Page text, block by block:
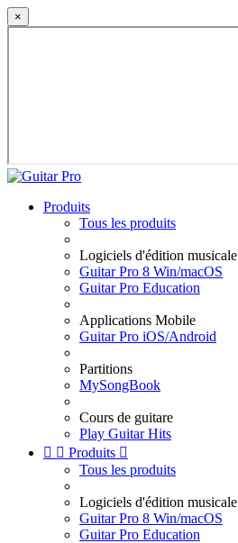
×
Produits
Tous les produits
Logiciels d'édition musicale
Guitar Pro 8 Win/macOS
Guitar Pro Education
Applications Mobile
Guitar Pro iOS/Android
Partitions
MySongBook
Cours de guitare
Play Guitar Hits
  Produits 
Tous les produits
Logiciels d'édition musicale
Guitar Pro 8 Win/macOS
Guitar Pro Education